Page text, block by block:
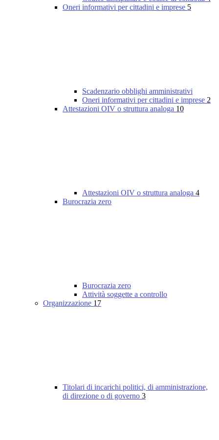
Oneri informativi per cittadini e imprese 5
Scadenzario obblighi amministrativi
Oneri informativi per cittadini e imprese 2
Attestazioni OIV o struttura analoga 10
Attestazioni OIV o struttura analoga 4
Burocrazia zero
Burocrazia zero
Attività soggette a controllo
Organizzazione 17
Titolari di incarichi politici, di amministrazione,
di direzione o di governo 3